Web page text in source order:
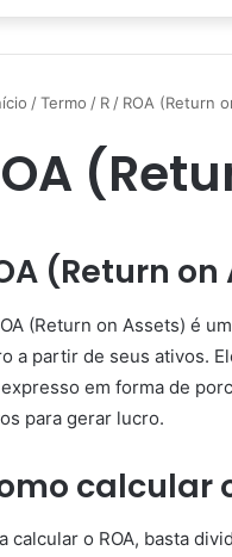
/Termo / R / ROA (Return
(Return
(Return on Assets) é
a partir de seus ativos.
em forma de
para gerar lucro.
calcular
calcular o ROA, basta